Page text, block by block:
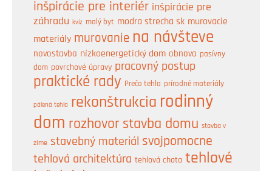
inšpirácie pre interiér inšpirácie pre
záhradu
kvíz malý byt modra strecha sk murovacie
materiály murovanie na návšteve
novostavba nízkoenergetický dom obnova pasívny
dom povrchové úpravy pracovný postup
praktické rady Prečo tehla prírodné materiály
pálená tehla rekonštrukcia rodinný
dom rozhovor stavba domu stavba v
zime stavebný materiál svojpomocne
tehlová architektúra tehlová chata tehlové